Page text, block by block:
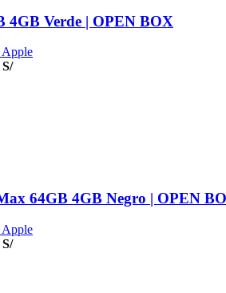
4GB Verde | OPEN BOX
Apple
S/Current
64GB 4GB Negro | OPEN
Apple
S/Current